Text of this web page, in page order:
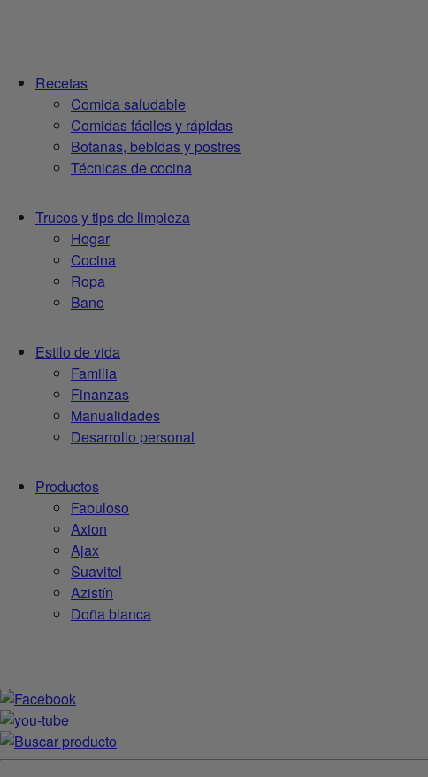
Recetas
Comida saludable
Comidas fáciles y rápidas
Botanas, bebidas y postres
Técnicas de cocina
Trucos y tips de limpieza
Hogar
Cocina
Ropa
Bano
Estilo de vida
Familia
Finanzas
Manualidades
Desarrollo personal
Productos
Fabuloso
Axion
Ajax
Suavitel
Azistín
Doña blanca